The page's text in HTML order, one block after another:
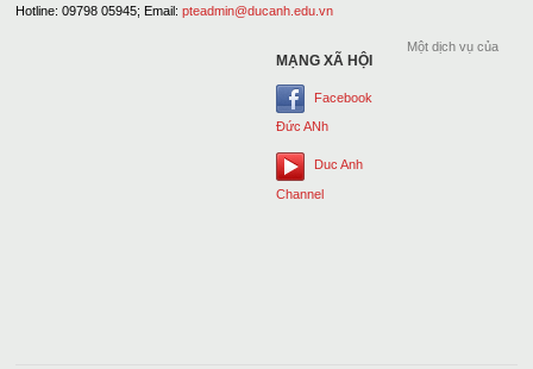
Hotline: 09798 05945; Email: pteadmin@ducanh.edu.vn
MẠNG XÃ HỘI
Facebook
Đức ANh
Duc Anh
Channel
Một dịch vụ của